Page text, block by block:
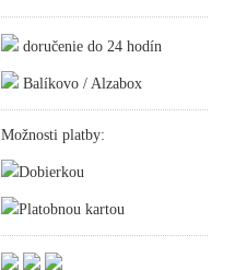
doručenie do 24 hodín
Balíkovo / Alzabox
Možnosti platby:
Dobierkou
Platobnou kartou